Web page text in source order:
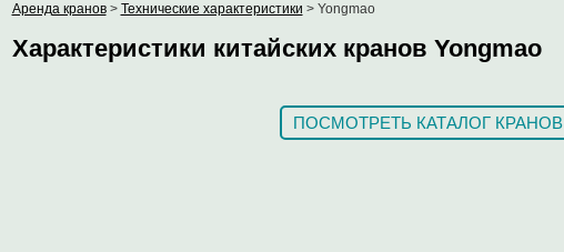
Аренда кранов> Технические характеристики > Yongmao
Характеристики китайских кранов Yongmao
ПОСМОТРЕТЬ КАТАЛОГ КРАНОВ